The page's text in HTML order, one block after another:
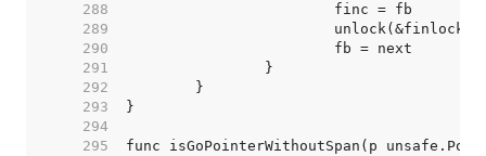
   288
   289
   290
   291
   292
   293
   294
   295